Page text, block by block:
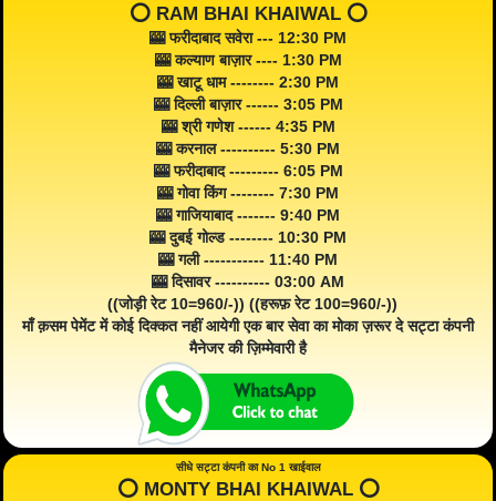
⭕️ RAM BHAI KHAIWAL ⭕️
🎰 फरीदाबाद सवेरा --- 12:30 PM
🎰 कल्याण बाज़ार ---- 1:30 PM
🎰 खाटू धाम -------- 2:30 PM
🎰 दिल्ली बाज़ार ------ 3:05 PM
🎰 श्री गणेश ------ 4:35 PM
🎰 करनाल ---------- 5:30 PM
🎰 फरीदाबाद --------- 6:05 PM
🎰 गोवा किंग -------- 7:30 PM
🎰 गाजियाबाद ------- 9:40 PM
🎰 दुबई गोल्ड -------- 10:30 PM
🎰 गली ----------- 11:40 PM
🎰 दिसावर ---------- 03:00 AM
((जोड़ी रेट 10=960/-)) ((हरूफ़ रेट 100=960/-))
माँ क़सम पेमेंट में कोई दिक्कत नहीं आयेगी एक बार सेवा का मोका ज़रूर दे सट्टा कंपनी
मैनेजर की ज़िम्मेवारी है
सीधे सट्टा कंपनी का No 1 खाईवाल
⭕️ MONTY BHAI KHAIWAL ⭕️